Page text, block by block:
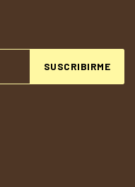
SUSCRIBIRME